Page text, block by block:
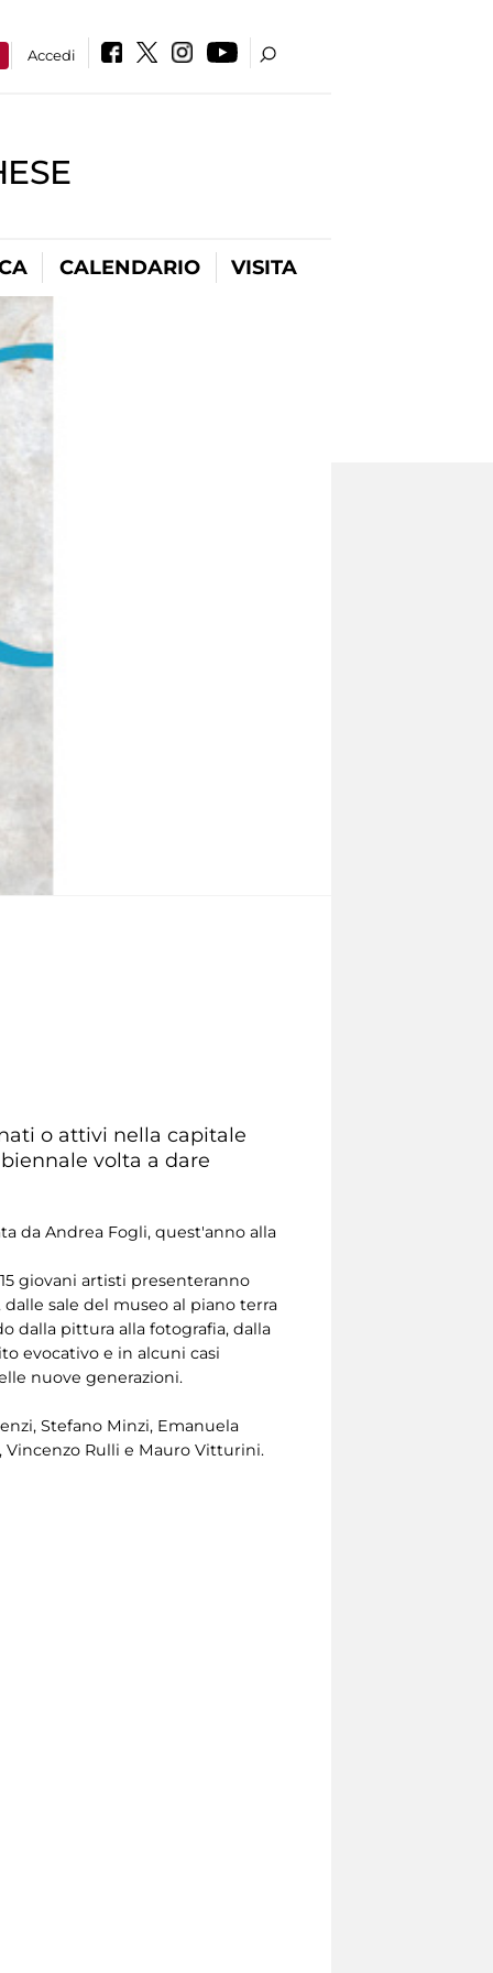
Accedi
CALENDARIO VISITA
o attivi nella capitale
volta a dare
da Andrea Fogli, quest'anno alla
giovani artisti presenteranno
sale del museo al piano terra
dalla pittura alla fotografia, dalla
evocativo e in alcuni casi
nuove generazioni.
Stefano Minzi, Emanuela
Vincenzo Rulli e Mauro Vitturini.